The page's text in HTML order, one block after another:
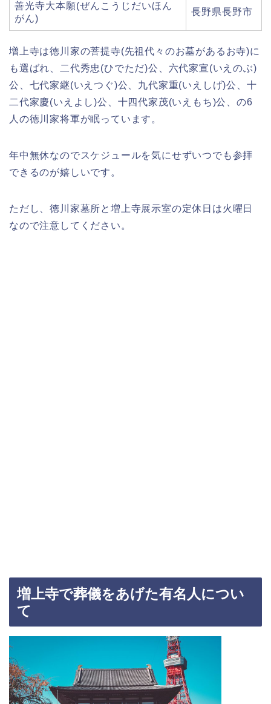
善光寺大本願(ぜんこうじだいほん
がん)
長野県長野市
増上寺は徳川家の菩提寺(先祖代々のお墓があるお寺)に
も選ばれ、二代秀忠(ひでただ)公、六代家宣(いえのぶ)
公、七代家継(いえつぐ)公、九代家重(いえしげ)公、十
二代家慶(いえよし)公、十四代家茂(いえもち)公、の6
人の徳川家将軍が眠っています。
年中無休なのでスケジュールを気にせずいつでも参拝
できるのが嬉しいです。
ただし、徳川家墓所と増上寺展示室の定休日は火曜日
なので注意してください。
増上寺で葬儀をあげた有名人につい
て